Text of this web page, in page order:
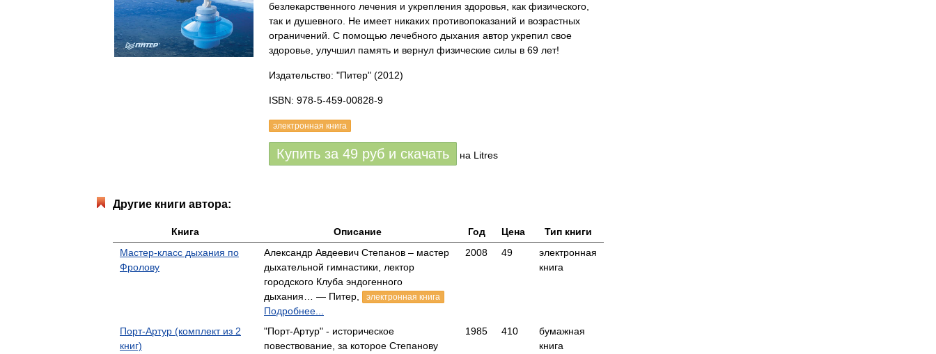
безлекарственного лечения и укрепления здоровья, как физического,
так и душевного. Не имеет никаких противопоказаний и возрастных
ограничений. С помощью лечебного дыхания автор укрепил свое
здоровье, улучшил память и вернул физические силы в 69 лет!
Издательство: "Питер" (2012)
ISBN: 978-5-459-00828-9
электронная книга
Купить за 49 руб и скачать на Litres
Другие книги автора:
Книга Описание Год Цена
Тип книги
Мастер-класс дыхания по
Фролову
Александр Авдеевич Степанов – мастер
дыхательной гимнастики, лектор
городского Клуба эндогенного
дыхания… — Питер,
электронная книга
Подробнее...
2008 49
электронная
книга
Порт-Артур (комплект из 2
книг)
"Порт-Артур" - историческое
повествование, за которое Степанову
1985 410
бумажная
книга